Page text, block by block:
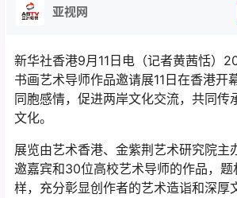
亚视网
新华社香港9月11日电（记者黄茜恬）
书画艺术导师作品邀请展11日在香港开
同胞感情，促进两岸文化交流，共同传
文化。
展览由艺术香港、金紫荆艺术研究院主
邀嘉宾和30位高校艺术导师的作品，题
样，充分彰显创作者的艺术造诣和深厚